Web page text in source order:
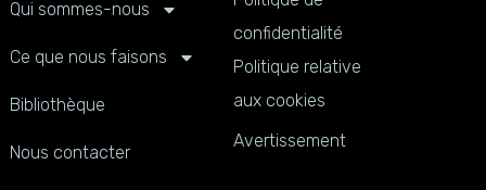
Qui sommes-nous
Ce que nous faisons
Bibliothèque
Nous contacter
confidentialité
Politique relative
aux cookies
Avertissement